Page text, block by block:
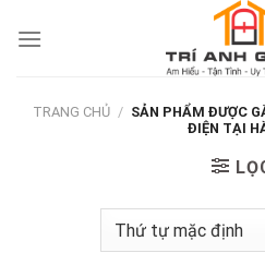
TRANG CHỦ / SẢN PHẨM ĐƯỢC
ĐIỆN TẠI